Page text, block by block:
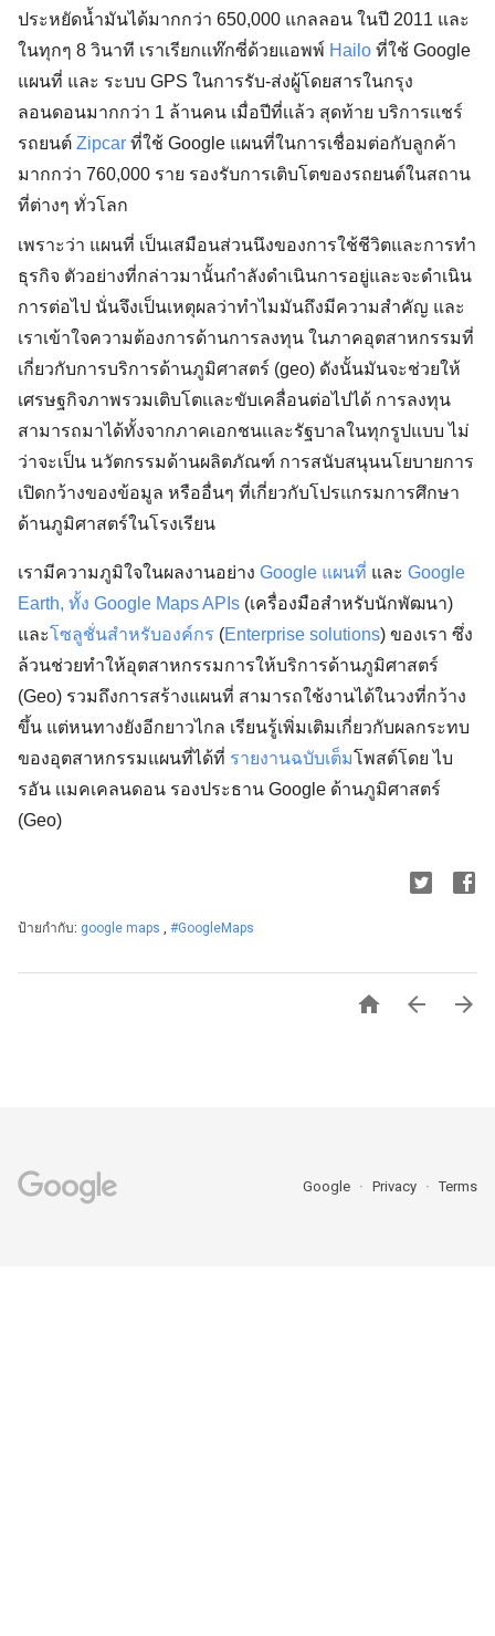
ประหยัดน้ำมันได้มากกว่า 650,000 แกลลอน ในปี 2011 และ
ในทุกๆ 8 วินาที เราเรียกเเท๊กซี่ด้วยแอพพ์ Hailo ที่ใช้ Google
แผนที่ และ ระบบ GPS ในการรับ-ส่งผู้โดยสารในกรุง
ลอนดอนมากกว่า 1 ล้านคน เมื่อปีที่เเล้ว สุดท้าย บริการเเชร์
รถยนต์ Zipcar ที่ใช้ Google แผนที่ในการเชื่อมต่อกับลูกค้า
มากกว่า 760,000 ราย รองรับการเติบโตของรถยนต์ในสถาน
ที่ต่างๆ ทั่วโลก
เพราะว่า แผนที่ เป็นเสมือนส่วนนึงของการใช้ชีวิตและการทำ
ธุรกิจ ตัวอย่างที่กล่าวมานั้นกำลังดำเนินการอยู่และจะดำเนิน
การต่อไป นั่นจึงเป็นเหตุผลว่าทำไมมันถึงมีความสำคัญ และ
เราเข้าใจความต้องการด้านการลงทุน ในภาคอุตสาหกรรมที่
เกี่ยวกับการบริการด้านภูมิศาสตร์ (geo) ดังนั้นมันจะช่วยให้
เศรษฐกิจภาพรวมเติบโตเเละขับเคลื่อนต่อไปได้ การลงทุน
สามารถมาได้ทั้งจากภาคเอกชนเเละรัฐบาลในทุกรูปแบบ ไม่
ว่าจะเป็น นวัตกรรมด้านผลิตภัณฑ์ การสนับสนุนนโยบายการ
เปิดกว้างของข้อมูล หรืออื่นๆ ที่เกี่ยวกับโปรแกรมการศึกษา
ด้านภูมิศาสตร์ในโรงเรียน
เรามีความภูมิใจในผลงานอย่าง Google แผนที่ และ Google
Earth, ทั้ง Google Maps APIs (เครื่องมือสำหรับนักพัฒนา)
และโซลูชั่นสำหรับองค์กร (Enterprise solutions) ของเรา ซึ่ง
ล้วนช่วยทำให้อุตสาหกรรมการให้บริการด้านภูมิศาสตร์
(Geo) รวมถึงการสร้างแผนที่ สามารถใช้งานได้ในวงที่กว้าง
ขึ้น แต่หนทางยังอีกยาวไกล เรียนรู้เพิ่มเติมเกี่ยวกับผลกระทบ
ของอุตสาหกรรมแผนที่ได้ที่ รายงานฉบับเต็มโพสต์โดย ไบ
รอัน เเมคเคลนดอน รองประธาน Google ด้านภูมิศาสตร์
(Geo)
ป้ายกำกับ: google maps , #GoogleMaps
  
Google Privacy Terms